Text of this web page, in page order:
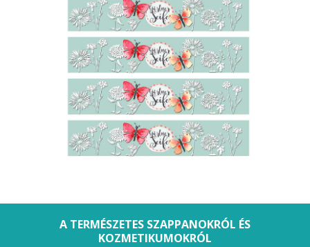
A TERMÉSZETES SZAPPANOKRÓL ÉS
KOZMETIKUMOKRÓL